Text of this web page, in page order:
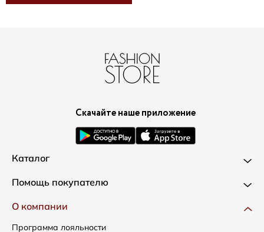
Скачайте наше приложение
Каталог
Новинки
Одежда
Сумки
Помощь покупателю
Доставка и оплата
Как оформить заказ
О компании
Программа лояльности